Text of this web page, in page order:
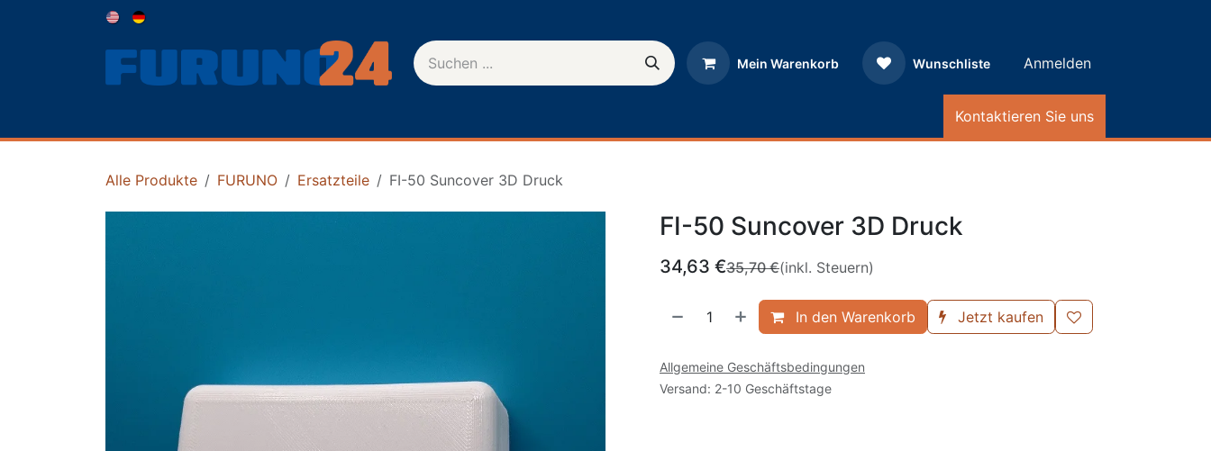
Zum Inhalt springen
Mein Warenkorb Wunschliste Anmelden
Kontaktieren Sie uns
Alle Produkte FURUNO Ersatzteile FI-50 Suncover 3D Druck
FI-50 Suncover 3D Druck
34,63 €35,70€(inkl. Steuern)
In den Warenkorb Jetzt kaufen
Allgemeine Geschäftsbedingungen
Versand: 2-10 Geschäftstage